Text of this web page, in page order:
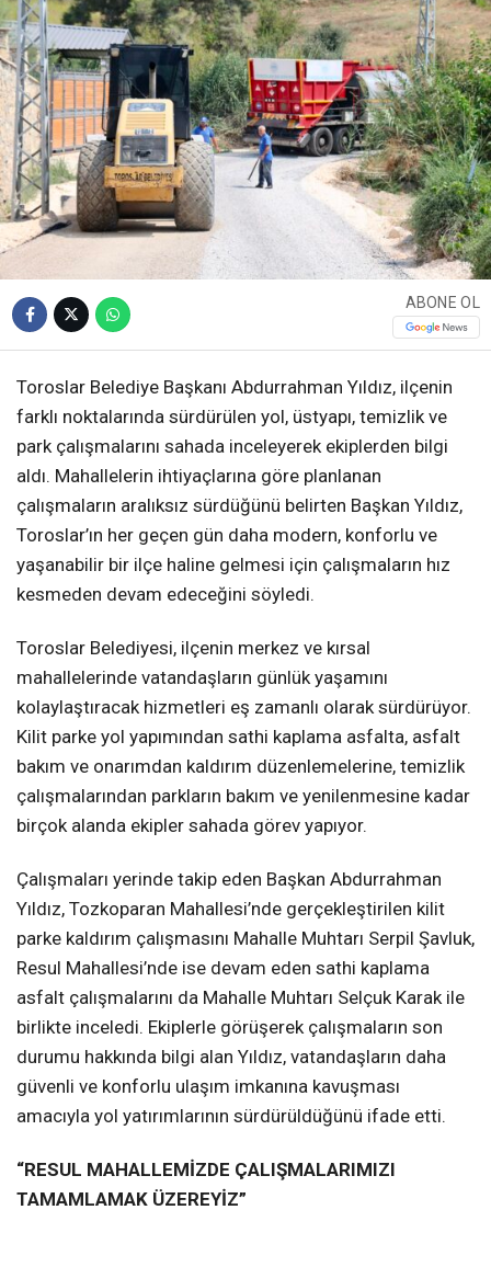
ABONE OL
Toroslar Belediye Başkanı Abdurrahman Yıldız, ilçenin
farklı noktalarında sürdürülen yol, üstyapı, temizlik ve
park çalışmalarını sahada inceleyerek ekiplerden bilgi
aldı. Mahallelerin ihtiyaçlarına göre planlanan
çalışmaların aralıksız sürdüğünü belirten Başkan Yıldız,
Toroslar’ın her geçen gün daha modern, konforlu ve
yaşanabilir bir ilçe haline gelmesi için çalışmaların hız
kesmeden devam edeceğini söyledi.
Toroslar Belediyesi, ilçenin merkez ve kırsal
mahallelerinde vatandaşların günlük yaşamını
kolaylaştıracak hizmetleri eş zamanlı olarak sürdürüyor.
Kilit parke yol yapımından sathi kaplama asfalta, asfalt
bakım ve onarımdan kaldırım düzenlemelerine, temizlik
çalışmalarından parkların bakım ve yenilenmesine kadar
birçok alanda ekipler sahada görev yapıyor.
Çalışmaları yerinde takip eden Başkan Abdurrahman
Yıldız, Tozkoparan Mahallesi’nde gerçekleştirilen kilit
parke kaldırım çalışmasını Mahalle Muhtarı Serpil Şavluk,
Resul Mahallesi’nde ise devam eden sathi kaplama
asfalt çalışmalarını da Mahalle Muhtarı Selçuk Karak ile
birlikte inceledi. Ekiplerle görüşerek çalışmaların son
durumu hakkında bilgi alan Yıldız, vatandaşların daha
güvenli ve konforlu ulaşım imkanına kavuşması
amacıyla yol yatırımlarının sürdürüldüğünü ifade etti.
“RESUL MAHALLEMİZDE ÇALIŞMALARIMIZI
TAMAMLAMAK ÜZEREYİZ”